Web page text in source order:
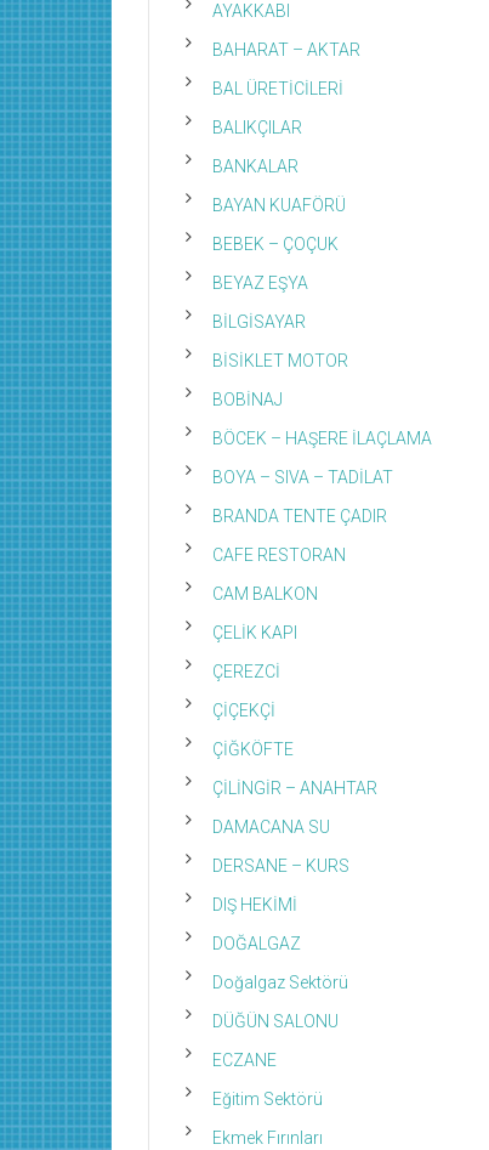
AYAKKABI
BAHARAT – AKTAR
BAL ÜRETİCİLERİ
BALIKÇILAR
BANKALAR
BAYAN KUAFÖRÜ
BEBEK – ÇOÇUK
BEYAZ EŞYA
BİLGİSAYAR
BİSİKLET MOTOR
BOBİNAJ
BÖCEK – HAŞERE İLAÇLAMA
BOYA – SIVA – TADİLAT
BRANDA TENTE ÇADIR
CAFE RESTORAN
CAM BALKON
ÇELİK KAPI
ÇEREZCİ
ÇİÇEKÇİ
ÇİĞKÖFTE
ÇİLİNGİR – ANAHTAR
DAMACANA SU
DERSANE – KURS
DIŞ HEKİMİ
DOĞALGAZ
Doğalgaz Sektörü
DÜĞÜN SALONU
ECZANE
Eğitim Sektörü
Ekmek Fırınları